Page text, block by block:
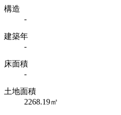
構造
-
建築年
-
床面積
-
土地面積
2268.19㎡